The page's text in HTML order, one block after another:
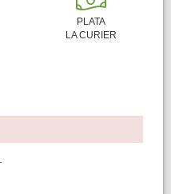
PLATA
LA CURIER